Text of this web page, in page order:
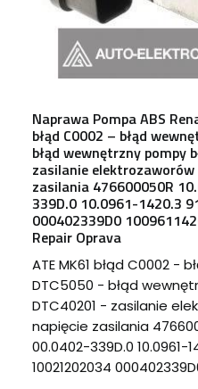
Naprawa Pompa ABS
błąd C0002 – błąd
błąd wewnętrzny pompy
zasilanie elektrozaworów
zasilania 476600050R
339D.0 10.0961-1420.3
000402339D0
Repair Oprava
ATE MK61 błąd C0002 -
DTC5050 - błąd
DTC40201 - zasilanie
napięcie zasilania
00.0402-339D.0 10.0961-
10021202034